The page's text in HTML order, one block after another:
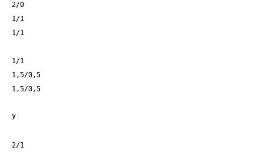
2/0
1/1
1/1
1/1
1,5/0,5
1,5/0,5
У
2/1